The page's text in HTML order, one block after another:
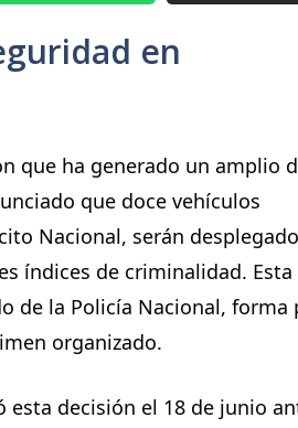
en
que ha generado un amplio
que doce vehículos
Nacional, serán
índices de criminalidad. Esta
de la Policía Nacional, forma
organizado.
decisión el 18 de junio